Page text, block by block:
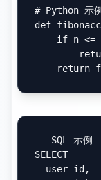
快速扫描和
颜色编码可
同的背景色
集成现有的
代码块进阶应